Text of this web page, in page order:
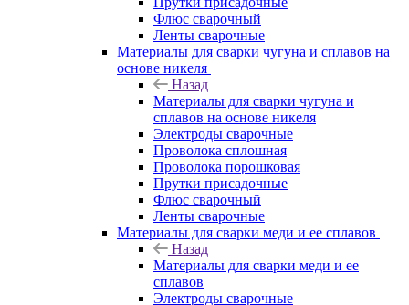
Флюс сварочный
Ленты сварочные
Материалы для сварки чугуна и сплавов на
основе никеля
Назад
Материалы для сварки чугуна и
сплавов на основе никеля
Электроды сварочные
Проволока сплошная
Проволока порошковая
Прутки присадочные
Флюс сварочный
Ленты сварочные
Материалы для сварки меди и ее сплавов
Назад
Материалы для сварки меди и ее
сплавов
Электроды сварочные